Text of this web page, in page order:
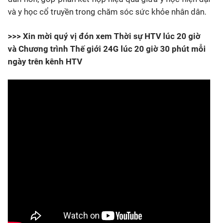
và y học cổ truyền trong chăm sóc sức khỏe nhân dân.
>>> Xin mời quý vị đón xem Thời sự HTV lúc 20 giờ
và Chương trình Thế giới 24G lúc 20 giờ 30 phút mỗi
ngày trên kênh HTV